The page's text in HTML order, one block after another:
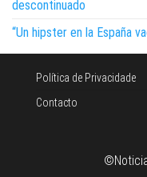
descontinuado
“Un hipster en la España
Política de Privacidade
Contacto